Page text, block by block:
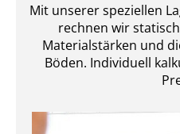
Mit unserer speziellen
rechnen wir
Materialstärken und
Böden. Individuell